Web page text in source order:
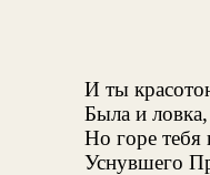
И ты
Была и
Но горе тебя
Уснувшего